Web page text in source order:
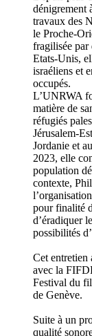
dénigrement
travaux des
le Proche-
fragilisée par
Etats-Unis,
israéliens et
occupés.
L’UNRWA
matière de
réfugiés
Jérusalem-
Jordanie et
2023, elle
population
contexte,
pour finalité
d’éradiquer
possibilités
Cet entretien
avec la
Festival du
de Genève.
Suite à un
qualité